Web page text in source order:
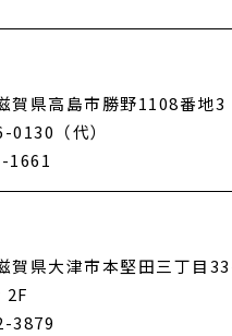
賀県高島市勝野1108番地3
（代）
1661
賀県大津市本堅田三丁目
2F
3879